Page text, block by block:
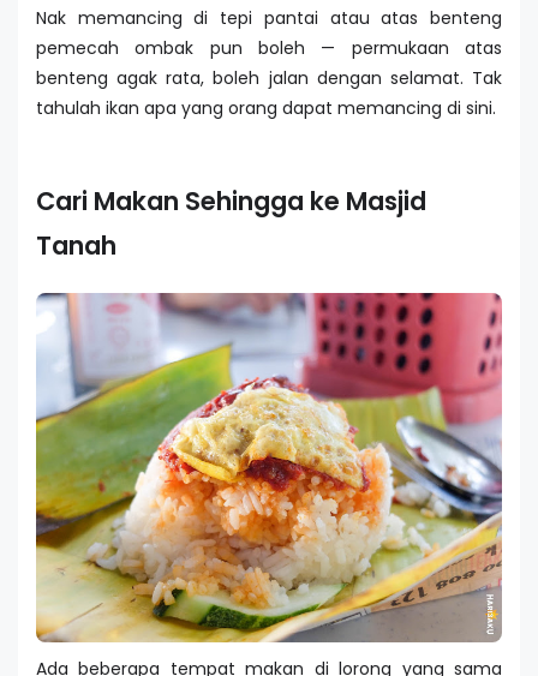
Nak memancing di tepi pantai atau atas benteng
pemecah ombak pun boleh — permukaan atas
benteng agak rata, boleh jalan dengan selamat. Tak
tahulah ikan apa yang orang dapat memancing di sini.
Cari Makan Sehingga ke Masjid
Tanah
Ada beberapa tempat makan di lorong yang sama